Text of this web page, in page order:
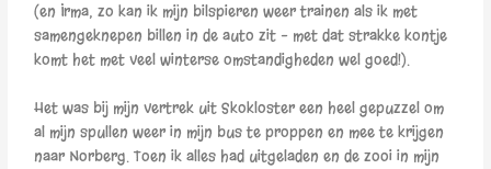
(en Irma, zo kan ik mijn bilspieren weer trainen als ik met
samengeknepen billen in de auto zit – met dat strakke kontje
komt het met veel winterse omstandigheden wel goed!).
Het was bij mijn vertrek uit Skokloster een heel gepuzzel om
al mijn spullen weer in mijn bus te proppen en mee te krijgen
naar Norberg. Toen ik alles had uitgeladen en de zooi in mijn